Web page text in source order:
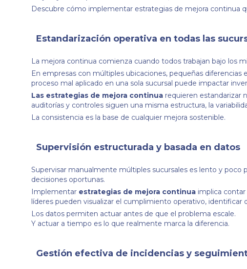
Descubre cómo implementar estrategias de mejora continua
Estandarización operativa en todas las
La mejora continua comienza cuando todos trabajan bajo los
En empresas con múltiples ubicaciones, pequeñas
proceso mal aplicado en una sola sucursal puede impactar
Las estrategias de mejora continua requieren estandarizar
auditorías y controles siguen una misma estructura, la
La consistencia es la base de cualquier mejora sostenible.
Supervisión estructurada y basada en datos
Supervisar manualmente múltiples sucursales es lento y
decisiones oportunas.
Implementar estrategias de mejora continua implica
líderes pueden visualizar el cumplimiento operativo, identificar
Los datos permiten actuar antes de que el problema escale.
Y actuar a tiempo es lo que realmente marca la diferencia.
Gestión efectiva de incidencias y